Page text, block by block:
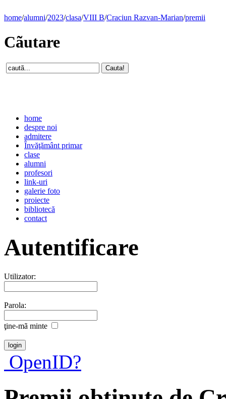
home/alumni/2023/clasa/VIII B/Craciun Razvan-Marian/premii
Cãutare
home
despre noi
admitere
Învăţământ primar
clase
alumni
profesori
link-uri
galerie foto
proiecte
bibliotecă
contact
Autentificare
Utilizator:
Parola:
ţine-mã minte
OpenID?